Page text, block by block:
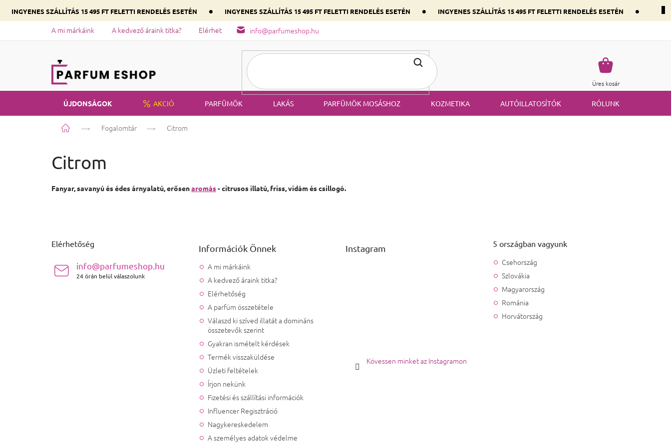
INGYENES SZÁLLÍTÁS 15 495 FT FELETTI RENDELÉS ESETÉN • INGYENES SZÁLLÍTÁS 15 495 FT FELETTI RENDELÉS ESETÉN • INGYENES SZÁLLÍTÁS 15 495 FT FELETTI RENDELÉS ESETÉN •
info@parfumeshop.hu
A mi márkáink A kedvező áraink titka? Elérhetőség A parfüm összetétele
Kosár
Üres kosár
ÚJDONSÁGOK AKCIÓ PARFÜMÖK LAKÁS PARFÜMÖK MOSÁSHOZ KOZMETIKA AUTÓILLATOSÍTÓK RÓLUNK
Kezdőlap Fogalomtár Citrom
Citrom
Fanyar, savanyú és édes árnyalatú, erősenaromás- citrusos illatú, friss, vidám és csillogó.
Elérhetőség
info@parfumeshop.hu
24 órán belül válaszolunk
Információk Önnek
A mi márkáink
A kedvező áraink titka?
Elérhetőség
A parfüm összetétele
Válaszd ki szíved illatát a domináns
összetevők szerint
Gyakran ismételt kérdések
Termék visszaküldése
Üzleti feltételek
Írjon nekünk
Fizetési és szállítási információk
Influencer Regisztráció
Nagykereskedelem
A személyes adatok védelme
Instagram
Kövessen minket az Instagramon
5 országban vagyunk
Csehország
Szlovákia
Magyarország
Románia
Horvátország